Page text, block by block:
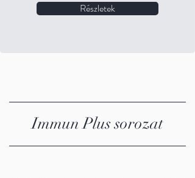
Részletek
Immun Plus sorozat